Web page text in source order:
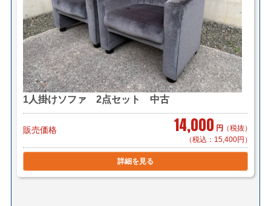
1人掛けソファ 2点セット 中古
販売価格 14,000 円 （税抜）
（税込：15,400円）
詳細を見る